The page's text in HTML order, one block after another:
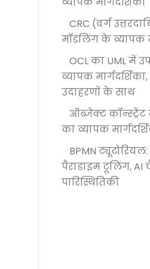
CRC (वर्ग
मॉडलिंग के व्यापक
OCL का UML में
व्यापक
उदाहरणों के साथ
ऑब्जेक्ट कॉन्स्ट्रेंट
का व्यापक
BPMN
पैराडाइम टूलिंग,
पारिस्थितिकी